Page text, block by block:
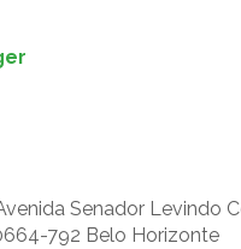
Senador Levindo
792 Belo Horizonte